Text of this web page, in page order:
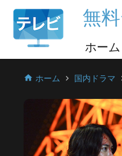
無
ホーム
home ホーム chevron_right 国内ドラマ